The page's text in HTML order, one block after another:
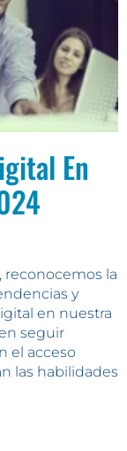
En
reconocemos la
y
en nuestra
seguir
el acceso
las habilidades